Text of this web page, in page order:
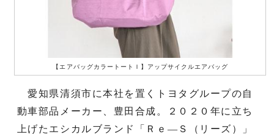
【エアバッグカラートートＩ】アップサイクルエアバッグ
愛知県清須市に本社を置くトヨタグループの自
動車部品メーカー、豊田合成。２０２０年に立ち
上げたエシカルブランド「Ｒｅ―Ｓ（リーズ）」